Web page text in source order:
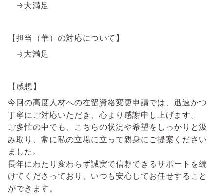
→大満足
【担当（華）の対応について】
→大満足
【感想】
今回の高度人材への在留資格変更申請では、迅速かつ
丁寧にご対応いただき、心より感謝申し上げます。
ご多忙の中でも、こちらの状況や希望をしっかりと汲
み取り、常に私の立場に立って親身にご提案ください
ました。
長年にわたり変わらず誠実で信頼できるサポートを続
けてくださっており、いつも安心してお任せすること
ができます。